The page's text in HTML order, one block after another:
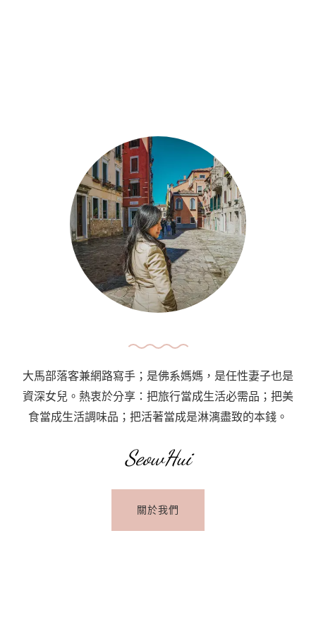
大馬部落客兼網路寫手；是佛系媽媽，是任性妻子也是
資深女兒。熱衷於分享：把旅行當成生活必需品；把美
食當成生活調味品；把活著當成是淋漓盡致的本錢。
SeowHui
關於我們